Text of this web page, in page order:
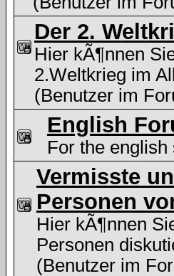
Der 2.
Hier kÃ¶nnen
2.Weltkrieg im
(Benutzer im
English
For the
Vermisste
Personen
Hier kÃ¶nnen
Personen
(Benutzer im